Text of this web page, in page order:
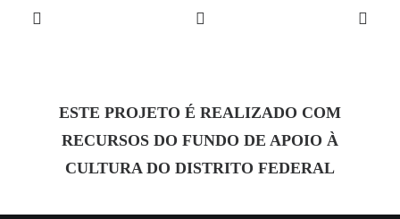
Direção: Rebeca Matta
ESTE PROJETO É REALIZADO COM
RECURSOS DO FUNDO DE APOIO À
CULTURA DO DISTRITO FEDERAL